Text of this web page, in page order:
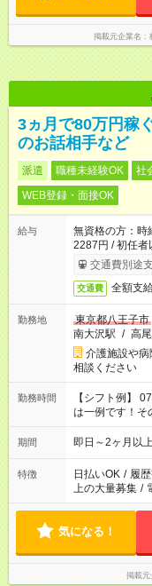
掲載元企業名
3ヵ月で80万円稼
のお話相手など
派遣 職種未経験OK 社
WEB登録・面接OK
給与
無資格の方：時
2287円 / 初任者
交通費別途
交通費 全額支
勤務地
東京都八王子市
南大沢駅 / 高
介護施設や
相談ください
勤務時間
【シフト例】
は一例です！そ
期間 即日～2ヶ月以
特徴 日払いOK / 履
上の大量募集 /
気になる！
掲載元